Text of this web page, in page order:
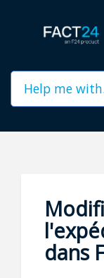
dans